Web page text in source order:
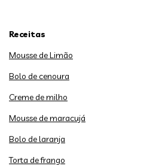
Receitas
Mousse de Limão
Bolo de cenoura
Creme de milho
Mousse de maracujá
Bolo de laranja
Torta de frango